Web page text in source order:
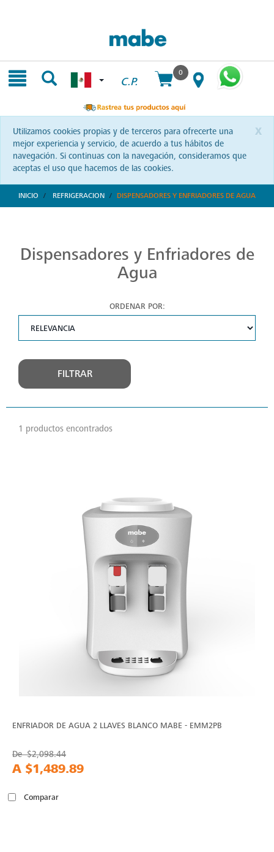
C.P.
0
x
Utilizamos cookies propias y de terceros para ofrecerte una
mejor experiencia y servicio, de acuerdo a tus hábitos de
navegación. Si continuas con la navegación, consideramos que
aceptas el uso que hacemos de las cookies.
INICIO REFRIGERACION DISPENSADORES Y ENFRIADORES DE AGUA
Dispensadores y Enfriadores de
Agua
ORDENAR POR:
FILTRAR
1 productos encontrados
ENFRIADOR DE AGUA 2 LLAVES BLANCO MABE - EMM2PB
De$2,098.44
A $1,489.89
Comparar